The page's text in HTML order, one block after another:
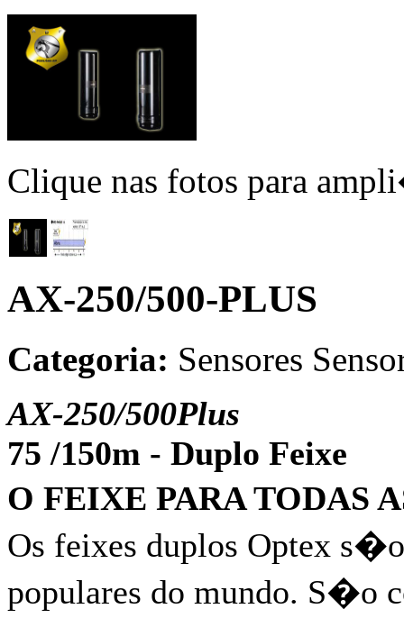
Clique nas fotos para
AX-250/500-PLUS
Categoria: Sensores
AX-250/500Plus
75 /150m - Duplo Feixe
O FEIXE PARA TODAS
Os feixes duplos Optex
populares do mundo. S�o